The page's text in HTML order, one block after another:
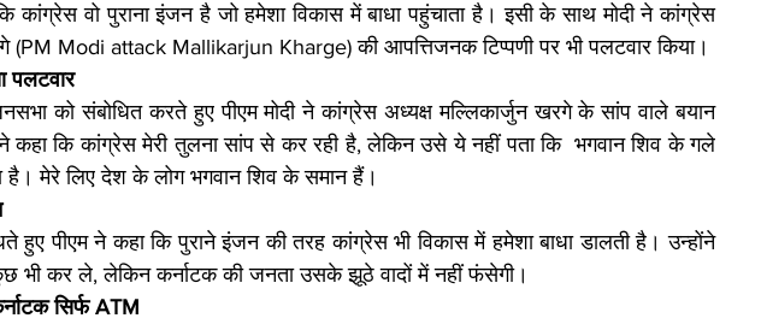
कांग्रेस वो पुराना इंजन है जो हमेशा विकास में बाधा पहुंचाता है। इसी के साथ मोदी ने कांग्रेस
(PM Modi attack Mallikarjun Kharge) की आपत्तिजनक टिप्पणी पर भी पलटवार किया।
पलटवार
को संबोधित करते हुए पीएम मोदी ने कांग्रेस अध्यक्ष मल्लिकार्जुन खरगे के सांप वाले बयान
ने कहा कि कांग्रेस मेरी तुलना सांप से कर रही है, लेकिन उसे ये नहीं पता कि  भगवान शिव के गले
है। मेरे लिए देश के लोग भगवान शिव के समान हैं।
हुए पीएम ने कहा कि पुराने इंजन की तरह कांग्रेस भी विकास में हमेशा बाधा डालती है। उन्होंने
भी कर ले, लेकिन कर्नाटक की जनता उसके झूठे वादों में नहीं फंसेगी।
सिर्फ ATM